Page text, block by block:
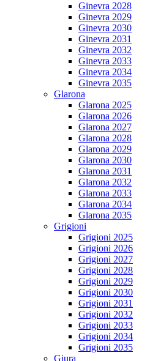
Ginevra 2028
Ginevra 2029
Ginevra 2030
Ginevra 2031
Ginevra 2032
Ginevra 2033
Ginevra 2034
Ginevra 2035
Glarona
Glarona 2025
Glarona 2026
Glarona 2027
Glarona 2028
Glarona 2029
Glarona 2030
Glarona 2031
Glarona 2032
Glarona 2033
Glarona 2034
Glarona 2035
Grigioni
Grigioni 2025
Grigioni 2026
Grigioni 2027
Grigioni 2028
Grigioni 2029
Grigioni 2030
Grigioni 2031
Grigioni 2032
Grigioni 2033
Grigioni 2034
Grigioni 2035
Giura